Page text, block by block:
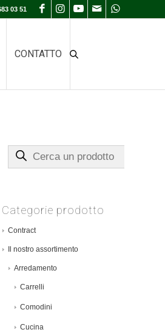
03 51
CONTATTO
Cerca un prodotto
Categorie prodotto
Contract
Il nostro assortimento
Arredamento
Carrelli
Comodini
Cucina